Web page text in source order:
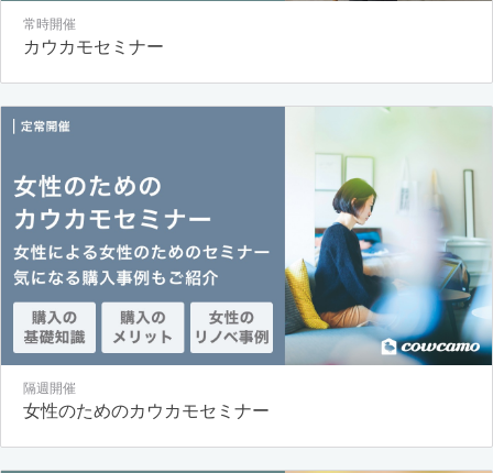
常時開催
カウカモセミナー
隔週開催
女性のためのカウカモセミナー